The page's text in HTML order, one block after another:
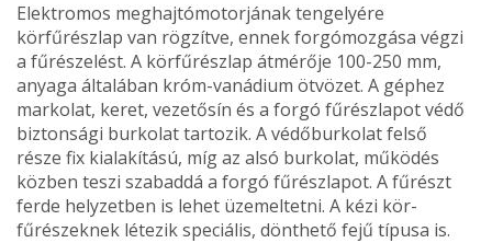
Elektromos meg­hajtómotorjának tengelyére
körfűrészlap van rögzítve, ennek forgómozgása végzi
a fűrésze­lést. A körfűrészlap átmérője 100-250 mm,
anyaga általában króm-vanádium ötvözet. A géphez
markolat, keret, vezetősín és a forgó fűrészlapot védő
biztonsági burkolat tartozik. A védőburkolat felső
része fix kialakítású, míg az alsó burkolat, működés
közben teszi szabaddá a forgó fűrészlapot. A fűrészt
ferde helyzetben is lehet üzemeltetni. A kézi kör­
fűrészeknek létezik speciális, dönthető fejű típusa is.